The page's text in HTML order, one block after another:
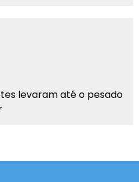
levaram até o pesado